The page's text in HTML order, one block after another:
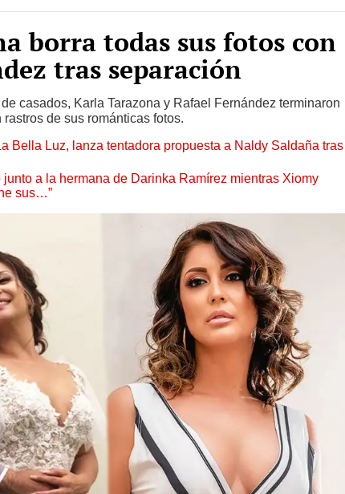
borra todas sus fotos con
tras separación
casados, Karla Tarazona y Rafael Fernández terminaron
de sus románticas fotos.
Bella Luz, lanza tentadora propuesta a Naldy Saldaña tras
a la hermana de Darinka Ramírez mientras Xiomy
sus…”